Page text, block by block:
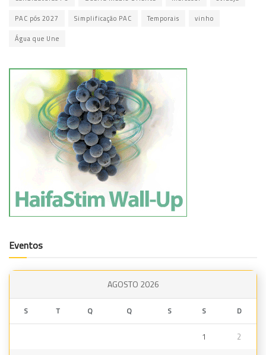
PAC pós 2027 Simplificação PAC Temporais vinho
Água que Une
Eventos
AGOSTO 2026
S T Q Q S S D
1 2